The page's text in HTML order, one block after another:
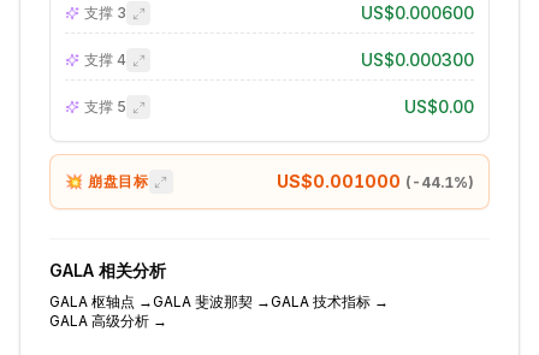
支撑 3 US$0.000600
支撑 4 US$0.000300
支撑 5 US$0.00
💥 崩盘目标 US$0.001000 ( -44.1%)
GALA 相关分析
GALA 枢轴点 →GALA 斐波那契 →GALA 技术指标 →
GALA 高级分析 →